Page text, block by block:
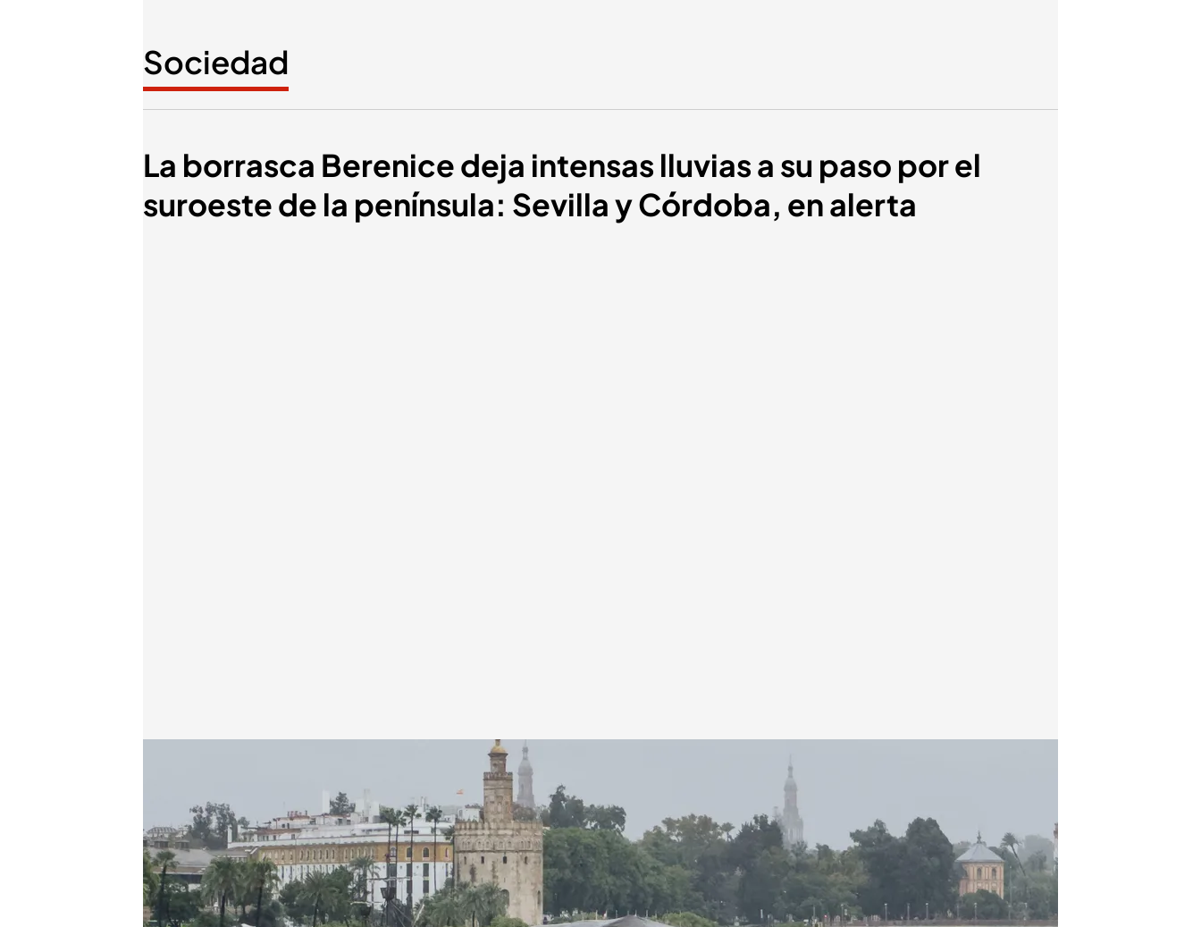
Sociedad
La borrasca Berenice deja intensas lluvias a su paso por el
suroeste de la península: Sevilla y Córdoba, en alerta
Redacción digital Noticias Cuatro
12 OCT 2024 - 14:49h.
Berenice es la segunda borrasca de "gran impacto" de la actual
temporada, tras el paso de Aitor
En la localidad sevillana de La Puebla de los Infantes se han recogido